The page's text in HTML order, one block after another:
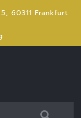
60311 Frankfurt